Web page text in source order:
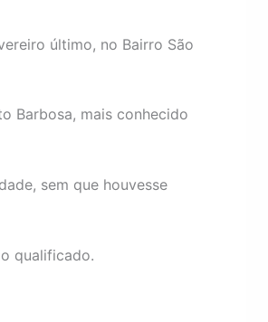
último, no Bairro São
Barbosa, mais conhecido
sem que houvesse
qualificado.